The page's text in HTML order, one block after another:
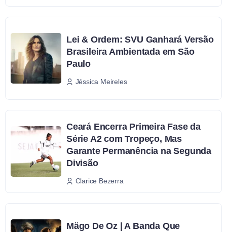
Lei & Ordem: SVU Ganhará Versão
Brasileira Ambientada em São
Paulo
Jéssica Meireles
Ceará Encerra Primeira Fase da
Série A2 com Tropeço, Mas
Garante Permanência na Segunda
Divisão
Clarice Bezerra
Mägo De Oz | A Banda Que